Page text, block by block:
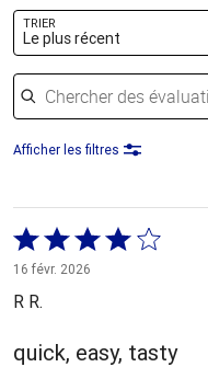
TRIER
Le plus récent
Chercher des évaluations
Afficher les filtres
Coté
4 sur
5
16 févr. 2026
R R.
quick, easy, tasty